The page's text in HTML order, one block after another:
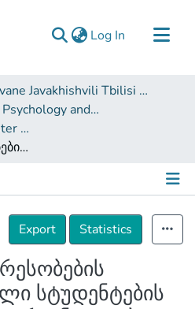
Log In (current)
Ivane Javakhishvili Tbilisi State University
Faculty of Psychology and Educational Sciences
Dissertations and Master Theses
ეთნიკური უმცირესობების წარმომადგენელი სტუდენტების აკულტურაციის ორიენტაციები: დეტერმინანტები და შედეგები
Details
Export
Statistics
სტუდენტების